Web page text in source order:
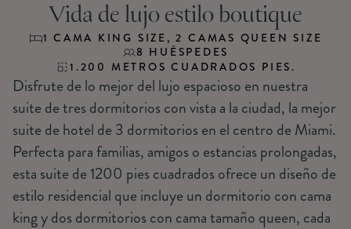
Vida de lujo estilo boutique
1 CAMA KING SIZE, 2 CAMAS QUEEN SIZE
8 HUÉSPEDES
1.200 METROS CUADRADOS PIES.
Disfrute de lo mejor del lujo espacioso en nuestra
suite de tres dormitorios con vista a la ciudad, la mejor
suite de hotel de 3 dormitorios en el centro de Miami.
Perfecta para familias, amigos o estancias prolongadas,
esta suite de 1200 pies cuadrados ofrece un diseño de
estilo residencial que incluye un dormitorio con cama
king y dos dormitorios con cama tamaño queen, cada